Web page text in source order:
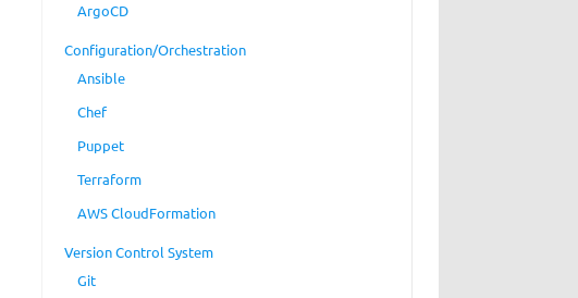
ArgoCD
Configuration/Orchestration
Ansible
Chef
Puppet
Terraform
AWS CloudFormation
Version Control System
Git